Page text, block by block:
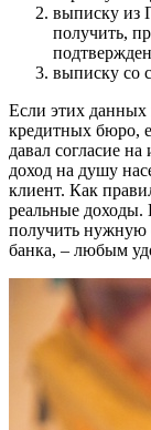
выписку из
получить,
выписку со
Если этих данных
кредитных бюро,
давал согласие
доход на душу
клиент. Как
реальные
получить нужную
банка, – любым